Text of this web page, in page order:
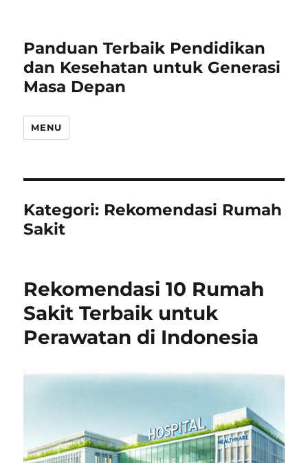
Panduan Terbaik Pendidikan
dan Kesehatan untuk Generasi
Masa Depan
MENU
Kategori: Rekomendasi Rumah
Sakit
Rekomendasi 10 Rumah
Sakit Terbaik untuk
Perawatan di Indonesia